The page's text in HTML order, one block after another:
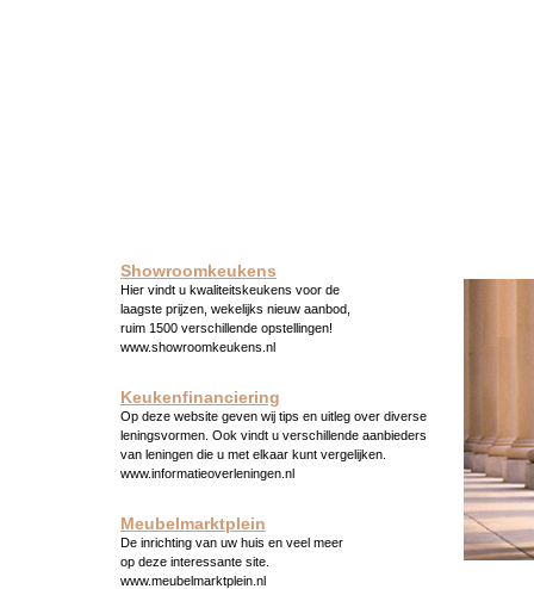
Showroomkeukens
Hier vindt u kwaliteitskeukens voor de
laagste prijzen, wekelijks nieuw aanbod,
ruim 1500 verschillende opstellingen!
www.showroomkeukens.nl
Keukenfinanciering
Op deze website geven wij tips en uitleg over diverse
leningsvormen. Ook vindt u verschillende aanbieders
van leningen die u met elkaar kunt vergelijken.
www.informatieoverleningen.nl
Meubelmarktplein
De inrichting van uw huis en veel meer
op deze interessante site.
www.meubelmarktplein.nl